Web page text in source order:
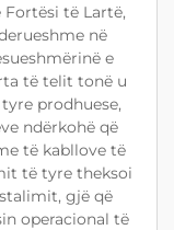
të Lartë,
në
e
të telit tonë u
prodhuese,
ndërkohë që
të kabllove të
të tyre theksoi
gjë që
operacional të